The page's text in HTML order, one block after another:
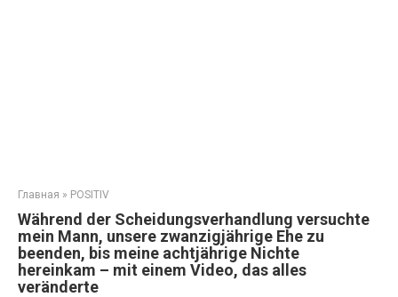
Главная » POSITIV
Während der Scheidungsverhandlung versuchte
mein Mann, unsere zwanzigjährige Ehe zu
beenden, bis meine achtjährige Nichte
hereinkam – mit einem Video, das alles
veränderte